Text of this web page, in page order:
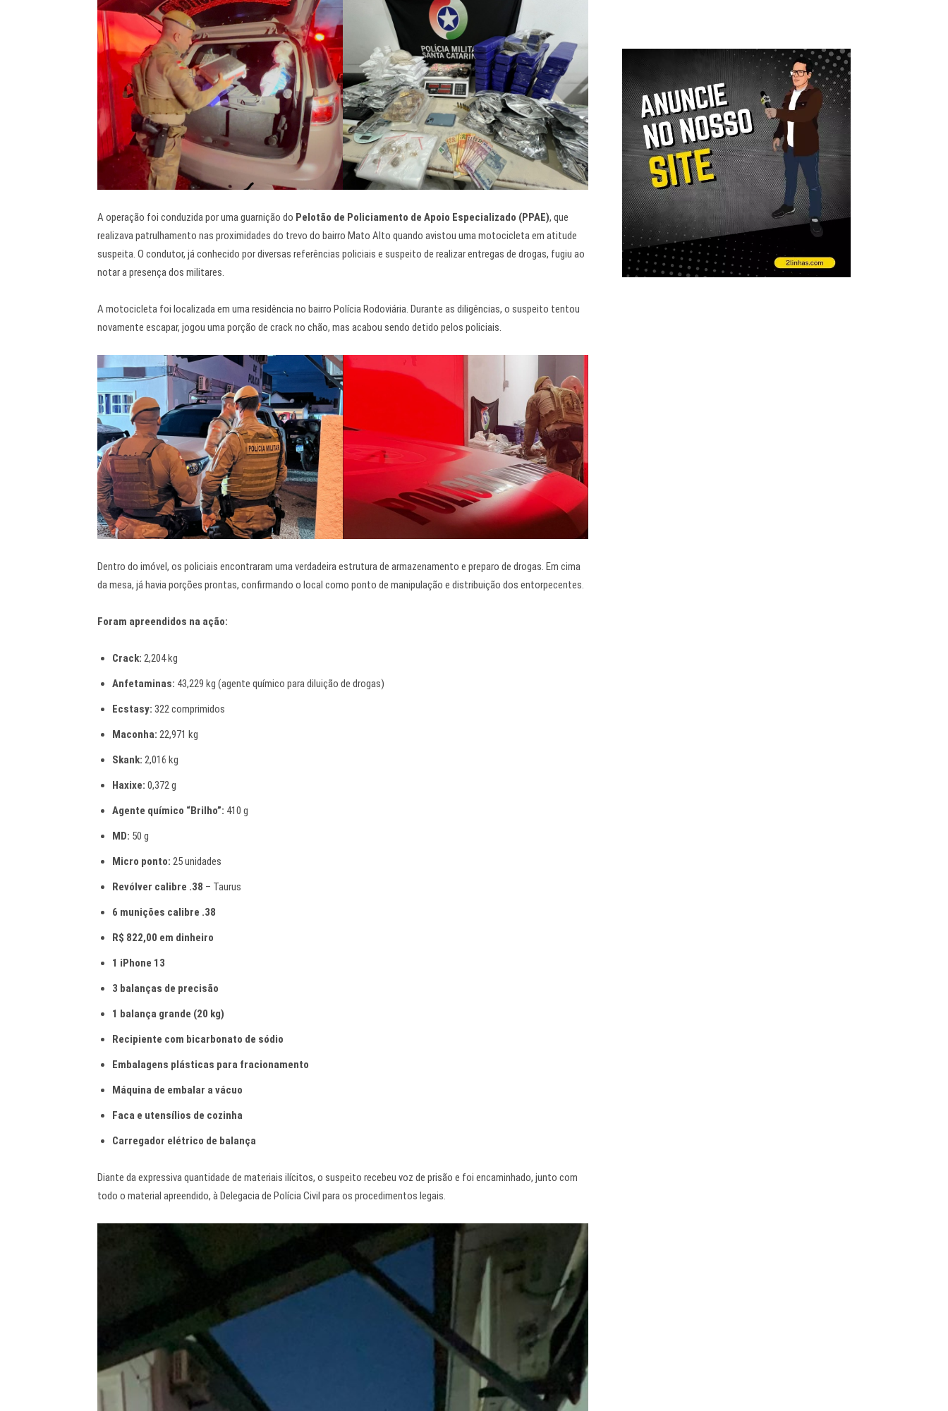
A operação foi conduzida por uma guarnição do Pelotão de Policiamento de Apoio Especializado (PPAE), que
realizava patrulhamento nas proximidades do trevo do bairro Mato Alto quando avistou uma motocicleta em atitude
suspeita. O condutor, já conhecido por diversas referências policiais e suspeito de realizar entregas de drogas, fugiu ao
notar a presença dos militares.
A motocicleta foi localizada em uma residência no bairro Polícia Rodoviária. Durante as diligências, o suspeito tentou
novamente escapar, jogou uma porção de crack no chão, mas acabou sendo detido pelos policiais.
Dentro do imóvel, os policiais encontraram uma verdadeira estrutura de armazenamento e preparo de drogas. Em cima
da mesa, já havia porções prontas, confirmando o local como ponto de manipulação e distribuição dos entorpecentes.
Foram apreendidos na ação:
Crack: 2,204 kg
Anfetaminas: 43,229 kg (agente químico para diluição de drogas)
Ecstasy: 322 comprimidos
Maconha: 22,971 kg
Skank: 2,016 kg
Haxixe: 0,372 g
Agente químico “Brilho”: 410 g
MD: 50 g
Micro ponto: 25 unidades
Revólver calibre .38 – Taurus
6 munições calibre .38
R$ 822,00 em dinheiro
1 iPhone 13
3 balanças de precisão
1 balança grande (20 kg)
Recipiente com bicarbonato de sódio
Embalagens plásticas para fracionamento
Máquina de embalar a vácuo
Faca e utensílios de cozinha
Carregador elétrico de balança
Diante da expressiva quantidade de materiais ilícitos, o suspeito recebeu voz de prisão e foi encaminhado, junto com
todo o material apreendido, à Delegacia de Polícia Civil para os procedimentos legais.